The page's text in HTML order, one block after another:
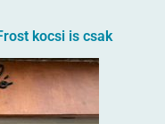
kocsi is csak